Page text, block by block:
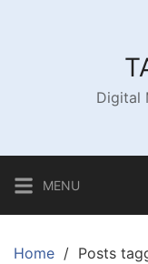
Digital
MENU
Home Posts